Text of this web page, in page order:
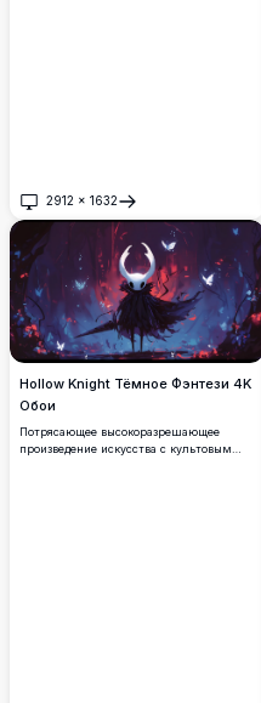
2912 × 1632
Открыть
Hollow Knight Тёмное Фэнтези 4K
Обои
Потрясающее высокоразрешающее
произведение искусства с культовым